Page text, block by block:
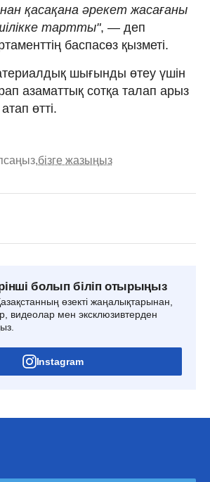
қасақана әрекет жасағаны
тартты", — деп
баспасөз қызметі.
шығынды өтеу үшін
азаматтық сотқа талап арыз
атап өтті.
бізге жазыңыз
болып біліп отырыңыз
өзекті жаңалықтарынан,
видеолар мен эксклюзивтерден
Instagram